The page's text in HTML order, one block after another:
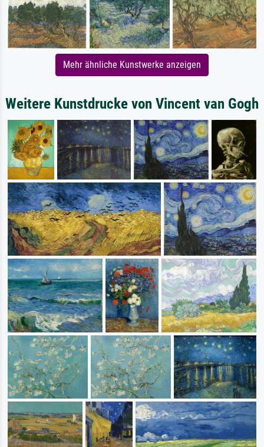
Mehr ähnliche Kunstwerke anzeigen
Weitere Kunstdrucke von Vincent van Gogh